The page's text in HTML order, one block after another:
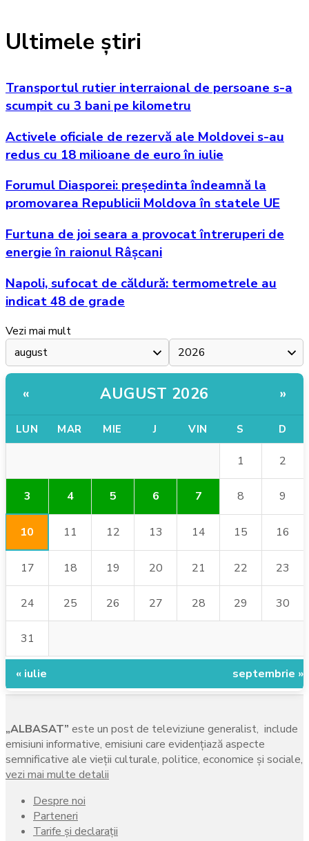
Ultimele știri
Transportul rutier interraional de persoane s-a
scumpit cu 3 bani pe kilometru
Activele oficiale de rezervă ale Moldovei s-au
redus cu 18 milioane de euro în iulie
Forumul Diasporei: președinta îndeamnă la
promovarea Republicii Moldova în statele UE
Furtuna de joi seara a provocat întreruperi de
energie în raionul Râșcani
Napoli, sufocat de căldură: termometrele au
indicat 48 de grade
Vezi mai mult
« AUGUST 2026 »
LUN MAR MIE J VIN S D
1 2
3 4 5 6 7 8 9
10 11 12 13 14 15 16
17 18 19 20 21 22 23
24 25 26 27 28 29 30
31
« iulie septembrie »
„ALBASAT” este un post de televiziune generalist, include
emisiuni informative, emisiuni care evidenţiază aspecte
semnificative ale vieţii culturale, politice, economice şi sociale,
vezi mai multe detalii
Despre noi
Parteneri
Tarife și declarații